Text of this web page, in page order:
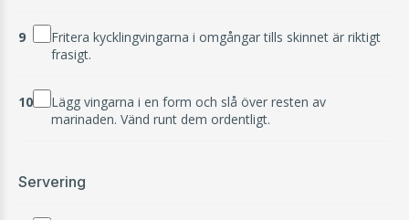
9
Fritera kycklingvingarna i omgångar tills skinnet är riktigt
frasigt.
10
Lägg vingarna i en form och slå över resten av
marinaden. Vänd runt dem ordentligt.
Servering